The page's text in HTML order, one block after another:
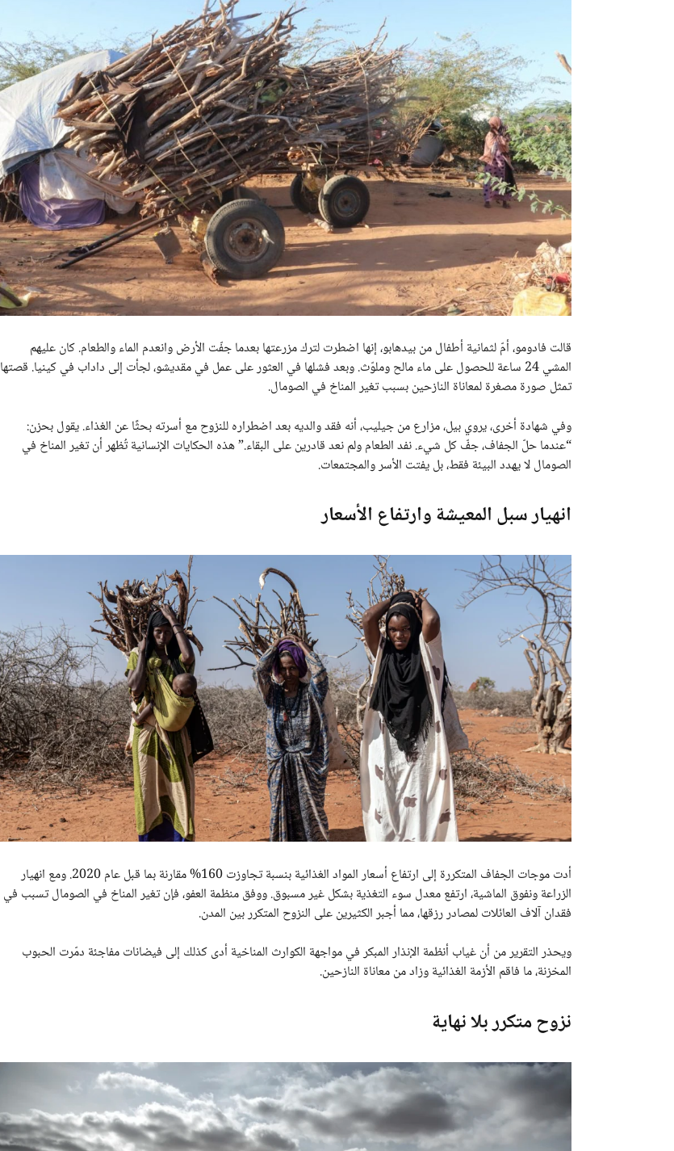
قالت فادومو، أمّ لثمانية أطفال من بيدهابو، إنها اضطرت لترك مزرعتها بعدما جفّت الأرض وانعدم الماء والطعام. كان عليهم
المشي 24 ساعة للحصول على ماء مالح وملوّث. وبعد فشلها في العثور على عمل في مقديشو، لجأت إلى داداب في كينيا. قصتها
تمثل صورة مصغرة لمعاناة النازحين بسبب تغير المناخ في الصومال.
وفي شهادة أخرى، يروي بيل، مزارع من جيليب، أنه فقد والديه بعد اضطراره للنزوح مع أسرته بحثًا عن الغذاء. يقول بحزن:
“عندما حلّ الجفاف، جفّ كل شيء. نفد الطعام ولم نعد قادرين على البقاء.” هذه الحكايات الإنسانية تُظهر أن تغير المناخ في
الصومال لا يهدد البيئة فقط، بل يفتت الأسر والمجتمعات.
انهيار سبل المعيشة وارتفاع الأسعار
أدت موجات الجفاف المتكررة إلى ارتفاع أسعار المواد الغذائية بنسبة تجاوزت 160% مقارنة بما قبل عام 2020. ومع انهيار
الزراعة ونفوق الماشية، ارتفع معدل سوء التغذية بشكل غير مسبوق. ووفق منظمة العفو، فإن تغير المناخ في الصومال تسبب في
فقدان آلاف العائلات لمصادر رزقها، مما أجبر الكثيرين على النزوح المتكرر بين المدن.
ويحذر التقرير من أن غياب أنظمة الإنذار المبكر في مواجهة الكوارث المناخية أدى كذلك إلى فيضانات مفاجئة دمّرت الحبوب
المخزنة، ما فاقم الأزمة الغذائية وزاد من معاناة النازحين.
نزوح متكرر بلا نهاية